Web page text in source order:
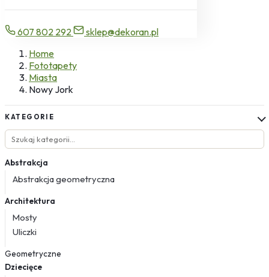
607 802 292
sklep@dekoran.pl
Home
Fototapety
Miasta
Nowy Jork
KATEGORIE
Abstrakcja
Abstrakcja geometryczna
Architektura
Mosty
Uliczki
Geometryczne
Dziecięce